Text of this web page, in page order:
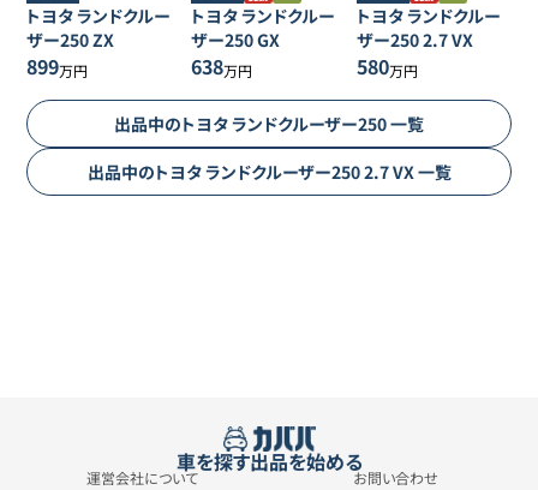
トヨタランドクルー
ザー250ZX
899万円
トヨタランドクルー
ザー250GX
638万円
トヨタランドクルー
ザー2502.7 VX
580万円
出品中のトヨタランドクルーザー250一覧
出品中のトヨタランドクルーザー2502.7 VX一覧
車を探す出品を始める
運営会社について お問い合わせ